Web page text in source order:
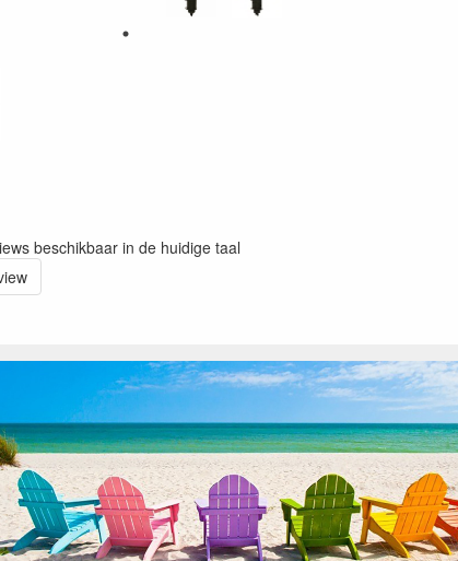
beschikbaar in de huidige taal